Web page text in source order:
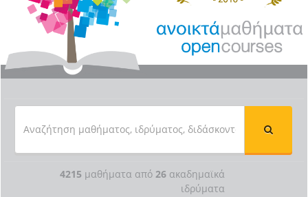
4215 μαθήματα από 26 ακαδημαϊκά
ιδρύματα